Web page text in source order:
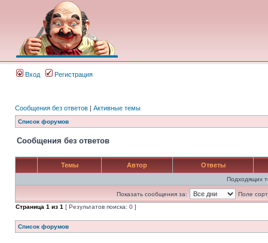
Вход Регистрация
Сообщения без ответов | Активные темы
Список форумов
Сообщения без ответов
Темы Автор Ответы
Подходящих
Показать сообщения за:
Поле
Страница 1 из 1 [ Результатов поиска: 0 ]
Список форумов